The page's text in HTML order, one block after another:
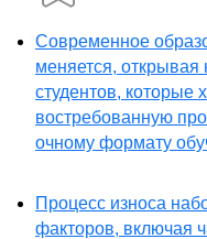
Современное
меняется,
студентов, которые
востребованную
очному формату
Процесс износа
факторов, включая